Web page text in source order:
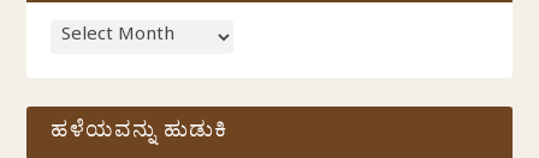
ಹಳೆಯವನ್ನು ಹುಡುಕಿ